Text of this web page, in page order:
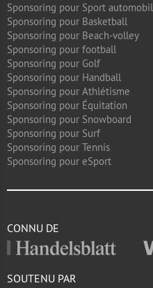
Sponsoring pour Sport
Sponsoring pour Basketball
Sponsoring pour Beach-volley
Sponsoring pour football
Sponsoring pour Golf
Sponsoring pour Handball
Sponsoring pour Athlétisme
Sponsoring pour Équitation
Sponsoring pour Snowboard
Sponsoring pour Surf
Sponsoring pour Tennis
Sponsoring pour eSport
CONNU DE
SOUTENU PAR